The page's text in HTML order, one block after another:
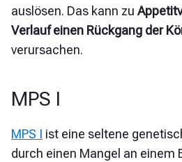
auslösen. Das kann zu
Verlauf einen Rückgang der
verursachen.
MPS I
MPS I ist eine seltene
durch einen Mangel an einem